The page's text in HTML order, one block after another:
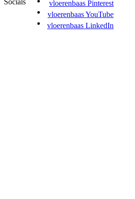
Socials
vloerenbaas Pinterest
vloerenbaas YouTube
vloerenbaas LinkedIn